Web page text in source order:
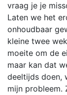
vraag je je
Laten we het
onhoudbaar
kleine twee
moeite om de
maar kan dat
deeltijds doen,
mijn probleem.